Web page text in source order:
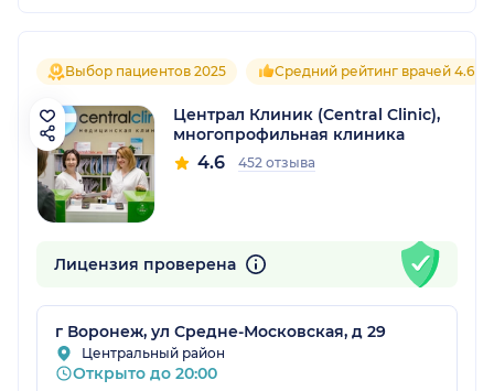
Выбор пациентов 2025 Средний рейтинг врачей 4.6
Централ Клиник (Central Clinic),
многопрофильная клиника
4.6 452 отзыва
Лицензия проверена
г Воронеж, ул Средне-Московская, д 29
Центральный район
Открыто до 20:00